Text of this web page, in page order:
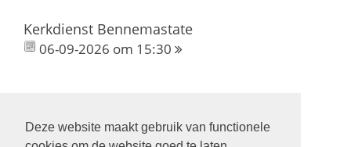
Deze website maakt gebruik van functionele
Kerkdienst Bennemastate
06-09-2026 om 15:30